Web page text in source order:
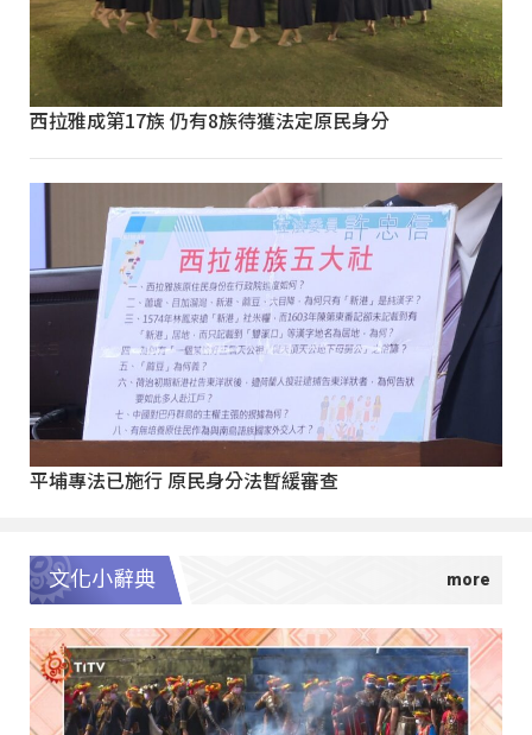
西拉雅成第17族 仍有8族待獲法定原民身分
平埔專法已施行 原民身分法暫緩審查
文化小辭典